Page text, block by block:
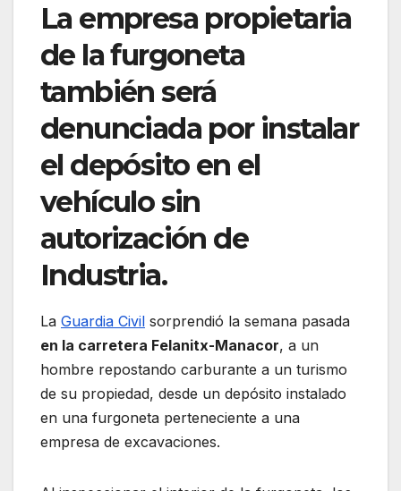
La empresa propietaria
de la furgoneta
también será
denunciada por instalar
el depósito en el
vehículo sin
autorización de
Industria.
La Guardia Civil sorprendió la semana pasada
en la carretera Felanitx-Manacor, a un
hombre repostando carburante a un turismo
de su propiedad, desde un depósito instalado
en una furgoneta perteneciente a una
empresa de excavaciones.